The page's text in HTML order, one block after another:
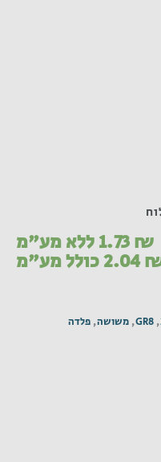
1.73₪ ללא מע"מ
2.04כולל מע"מ
,
GR8
, משושה, פלדה